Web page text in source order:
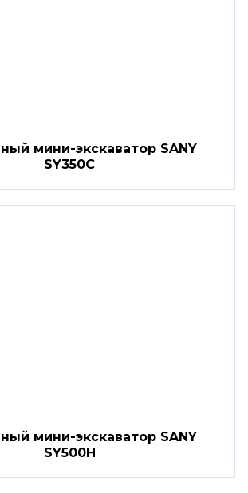
мини-экскаватор SANY
SY350C
мини-экскаватор SANY
SY500H